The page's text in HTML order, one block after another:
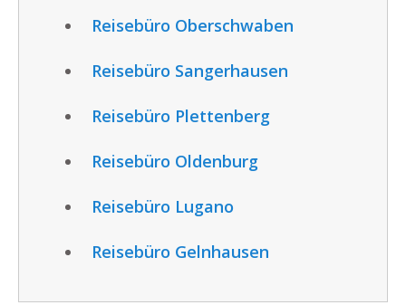
Reisebüro Oberschwaben
Reisebüro Sangerhausen
Reisebüro Plettenberg
Reisebüro Oldenburg
Reisebüro Lugano
Reisebüro Gelnhausen